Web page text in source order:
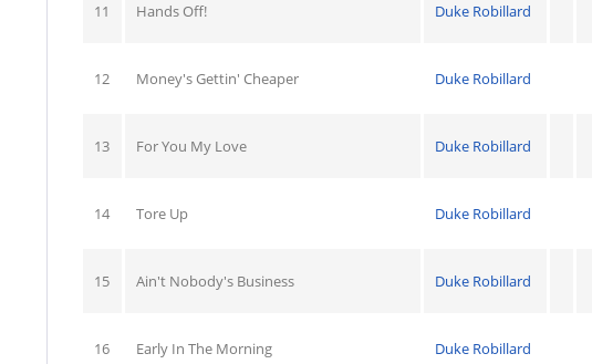
11 Hands Off! Duke Robillard
12 Money's Gettin' Cheaper Duke Robillard
13 For You My Love Duke Robillard
14 Tore Up Duke Robillard
15 Ain't Nobody's Business Duke Robillard
16 Early In The Morning Duke Robillard